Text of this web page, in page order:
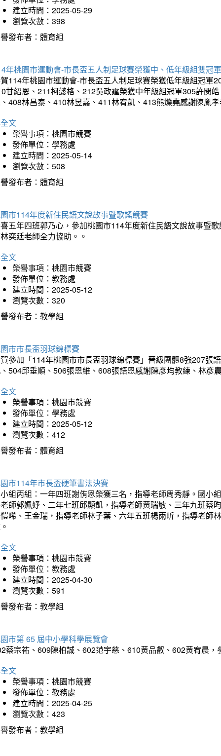
建立時間：2025-05-29
瀏覽次數：398
發布者：體育組
年桃園市運動會-市長盃五人制足球賽榮獲中、低年級組雙冠軍
114年桃園市運動會-市長盃五人制足球賽榮獲低年級組冠
甘紹恩、211柯懿格、212吳政霆榮獲中年級組冠軍305許閔
408林昌泰、410林昱嘉、411林宥凱、413熊爍堯感謝陳胤
文
榮譽事項：桃園市競賽
發佈單位：學務處
建立時間：2025-05-14
瀏覽次數：508
發布者：體育組
市114年度新住民語文說故事暨歌謠競賽
五年四班郭乃心，參加桃園市114年度新住民語文說故事暨
奕廷老師全力協助。。
文
榮譽事項：桃園市競賽
發佈單位：教務處
建立時間：2025-05-12
瀏覽次數：320
發布者：教學組
市市長盃羽球錦標賽
參加「114年桃園市市長盃羽球錦標賽」晉級團體8強207張
504邱垂順、506張恩維、608張語恩感謝陳彥均教練、林彥
文
榮譽事項：桃園市競賽
發佈單位：學務處
建立時間：2025-05-12
瀏覽次數：412
發布者：體育組
市114年市長盃硬筆書法決賽
組丙組：一年四班謝侑恩榮獲三名，指導老師周秀靜。國小
師郭姵妤、二年七班邱顯凱，指導老師黃瑞敏、三年九班蔡
晞、王金瑞，指導老師林子葉、六年五班楊雨昕，指導老師
文
榮譽事項：桃園市競賽
發佈單位：教務處
建立時間：2025-04-30
瀏覽次數：591
發布者：教學組
市第 65 屆中小學科學展覽會
蔡宗祐、609陳柏誠、602范宇慈、610黃品叡、602黃宥晨
文
榮譽事項：桃園市競賽
發佈單位：教務處
建立時間：2025-04-25
瀏覽次數：423
發布者：教學組